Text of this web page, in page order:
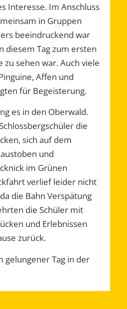
Interesse. Im Anschluss
in Gruppen
beeindruckend war
diesem Tag zum ersten
zu sehen war. Auch viele
Affen und
für Begeisterung.
es in den Oberwald.
die
sich auf dem
und
im Grünen
verlief leider nicht
die Bahn Verspätung
die Schüler mit
und Erlebnissen
zurück.
gelungener Tag in der